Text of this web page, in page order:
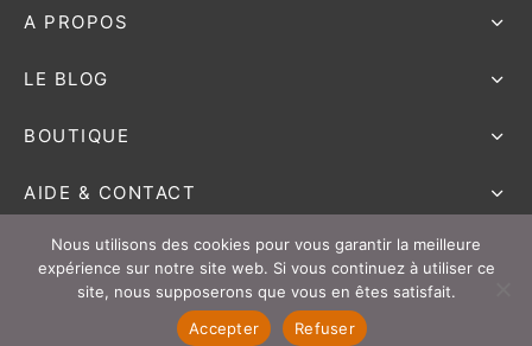
AIDE & CONTACT
LE BLOG
BOUTIQUE
A PROPOS
Nous utilisons des cookies pour vous garantir la meilleure
expérience sur notre site web. Si vous continuez à utiliser ce
site, nous supposerons que vous en êtes satisfait.
Accepter
Refuser